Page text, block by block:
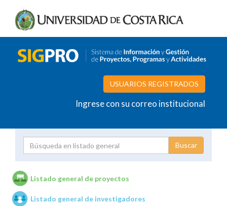
USUARIOS REGISTRADOS
Ingrese con su correo institucional
Unidades de investigación
Listado general de proyectos
Listado general de investigadores